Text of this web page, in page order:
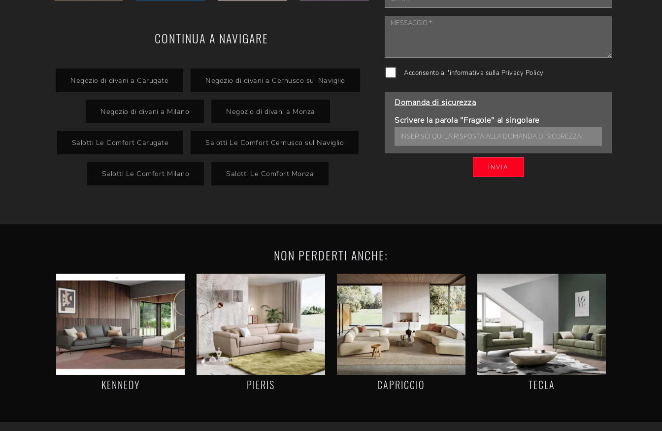
CONTINUA A NAVIGARE
Negozio di divani a Carugate Negozio di divani a Cernusco sul Naviglio
Negozio di divani a Milano Negozio di divani a Monza
Salotti Le Comfort Carugate Salotti Le Comfort Cernusco sul Naviglio
Salotti Le Comfort Milano Salotti Le Comfort Monza
Acconsento all'informativa sulla Privacy Policy
Domanda di sicurezza
Scrivere la parola "Fragole" al singolare
INVIA
NON PERDERTI ANCHE:
KENNEDY PIERIS CAPRICCIO TECLA